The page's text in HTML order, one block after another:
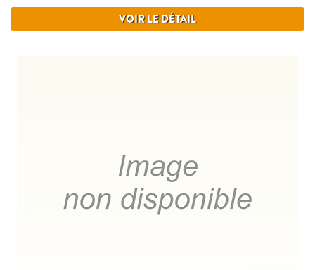
VOIR LE DÉTAIL